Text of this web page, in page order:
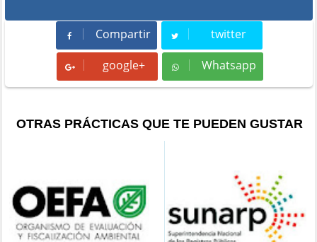
Compartir
Compartir twitter
Tweet
google+ Whatsapp
Whatsapp
OTRAS PRÁCTICAS QUE TE PUEDEN GUSTAR